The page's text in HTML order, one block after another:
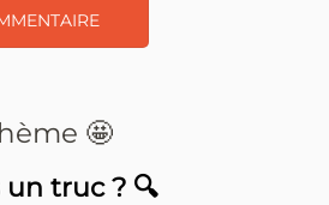
🤩
truc ? 🔍